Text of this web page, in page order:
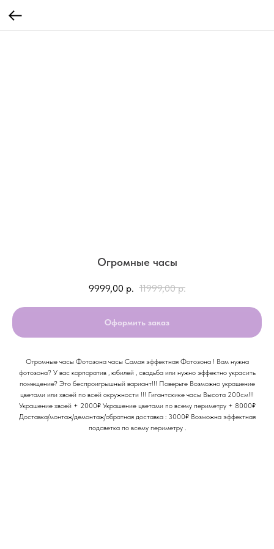
Огромные часы
9999,00 р. 11999,00 р.
Оформить заказ
Огромные часы Фотозона часы Самая эффектная Фотозона ! Вам нужна
фотозона? У вас корпоратив , юбилей , свадьба или нужно эффектно украсить
помещение? Это беспроигрышный вариант!!! Поверьте Возможно украшение
цветами или хвоей по всей окружности !!! Гигантскике часы Высота 200см!!!
Украшение хвоей + 2000₽ Украшение цветами по всему периметру + 8000₽
Доставка/монтаж/демонтаж/обратная доставка : 3000₽ Возможна эффектная
подсветка по всему периметру .